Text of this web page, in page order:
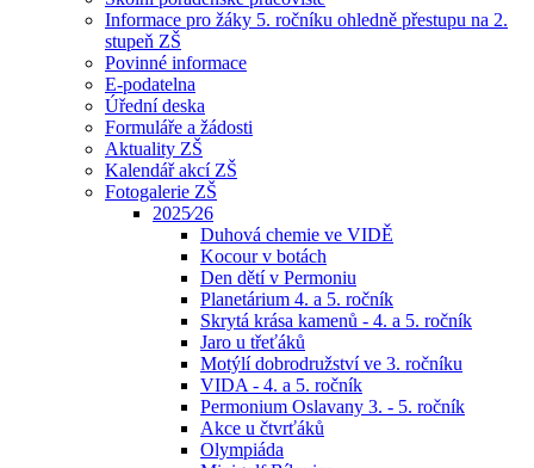
Informace pro žáky 5. ročníku ohledně přestupu na 2.
stupeň ZŠ
Povinné informace
E-podatelna
Úřední deska
Formuláře a žádosti
Aktuality ZŠ
Kalendář akcí ZŠ
Fotogalerie ZŠ
2025⁄26
Duhová chemie ve VIDĚ
Kocour v botách
Den dětí v Permoniu
Planetárium 4. a 5. ročník
Skrytá krása kamenů - 4. a 5. ročník
Jaro u třeťáků
Motýlí dobrodružství ve 3. ročníku
VIDA - 4. a 5. ročník
Permonium Oslavany 3. - 5. ročník
Akce u čtvrťáků
Olympiáda